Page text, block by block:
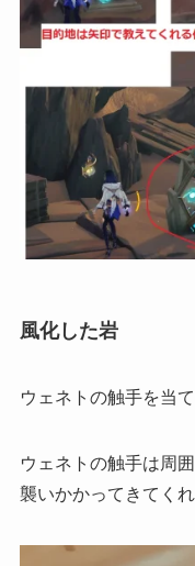
風化した岩
ウェネトの触手を当
ウェネトの触手は周
襲いかかってきてくれ